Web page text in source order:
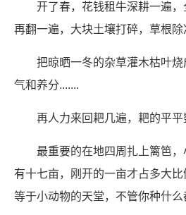
开了春，花钱租牛深耕一遍
再翻一遍，大块土壤打碎，草根除
把晾晒一冬的杂草灌木枯叶
气和养分.......
再人力来回耙几遍，耙的平平
最重要的在地四周扎上篱笆
有十七亩，刚开的一亩才占多大比
等于小动物的天堂，不管你种什么